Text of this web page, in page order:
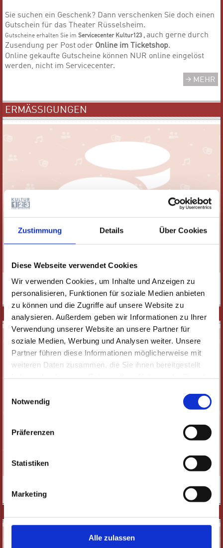
Zustimmung Details Über Cookies
Diese Webseite verwendet Cookies
Wir verwenden Cookies, um Inhalte und Anzeigen zu
personalisieren, Funktionen für soziale Medien anbieten
zu können und die Zugriffe auf unsere Website zu
analysieren. Außerdem geben wir Informationen zu Ihrer
Verwendung unserer Website an unsere Partner für
soziale Medien, Werbung und Analysen weiter. Unsere
Partner führen diese Informationen möglicherweise mit
weiteren Daten zusammen, die Sie ihnen bereitgestellt
Datenschutzhinweise
Notwendig
Präferenzen
Statistiken
Marketing
Alle zulassen
Sie suchen ein Geschenk? Dann verschenken Sie doch einen
Gutschein für das Theater Rüsselsheim.​​​​​​​
Gutscheine erhalten Sie im Servicecenter Kultur123 , auch gerne durch
Zusendung per Post oder Online im Ticketshop.
Online gekaufte Gutscheine können NUR online eingelöst
werden, nicht im Servicecenter.
MEHR
ERMÄSSIGUNGEN
MEHR
ONLINETICKETS
MEHR